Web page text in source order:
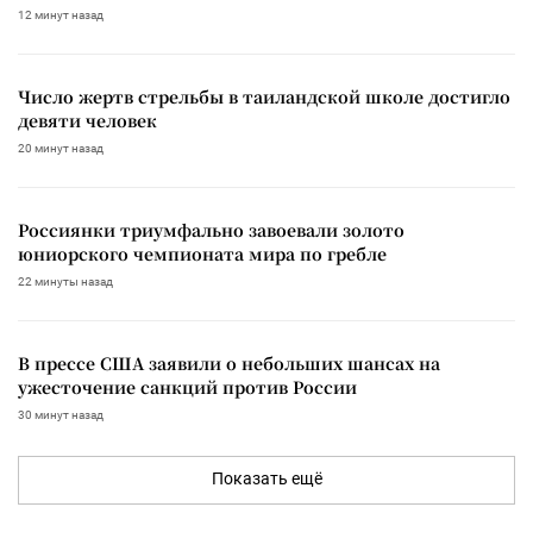
12 минут назад
Число жертв стрельбы в таиландской школе достигло
девяти человек
20 минут назад
Россиянки триумфально завоевали золото
юниорского чемпионата мира по гребле
22 минуты назад
В прессе США заявили о небольших шансах на
ужесточение санкций против России
30 минут назад
Показать ещё